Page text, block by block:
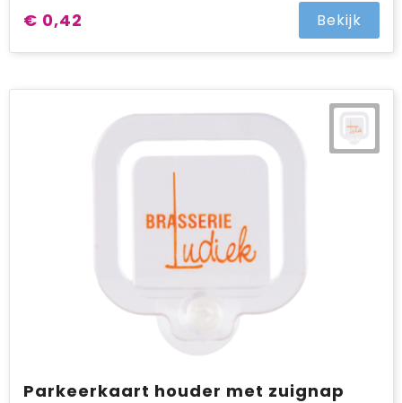
€ 0,42 Bekijk
Parkeerkaart houder met zuignap